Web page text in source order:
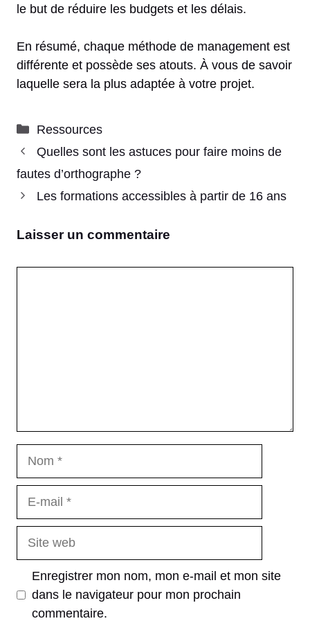
le but de réduire les budgets et les délais.
En résumé, chaque méthode de management est
différente et possède ses atouts. À vous de savoir
laquelle sera la plus adaptée à votre projet.
Catégories
Ressources
Quelles sont les astuces pour faire moins de
fautes d’orthographe ?
Les formations accessibles à partir de 16 ans
Laisser un commentaire
Site
Enregistrer mon nom, mon e-mail et mon site
dans le navigateur pour mon prochain
commentaire.